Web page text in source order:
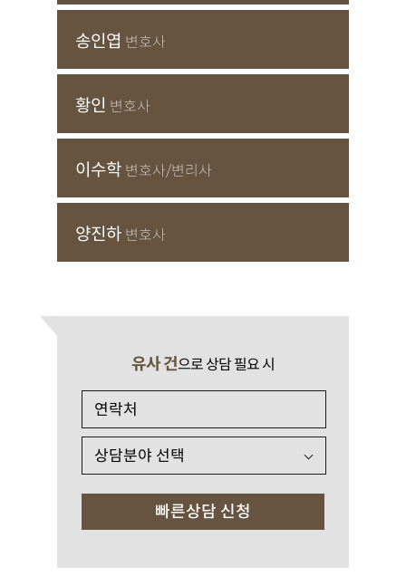
송인엽 변호사
황인 변호사
이수학 변호사/변리사
양진하 변호사
유사 건으로 상담 필요 시